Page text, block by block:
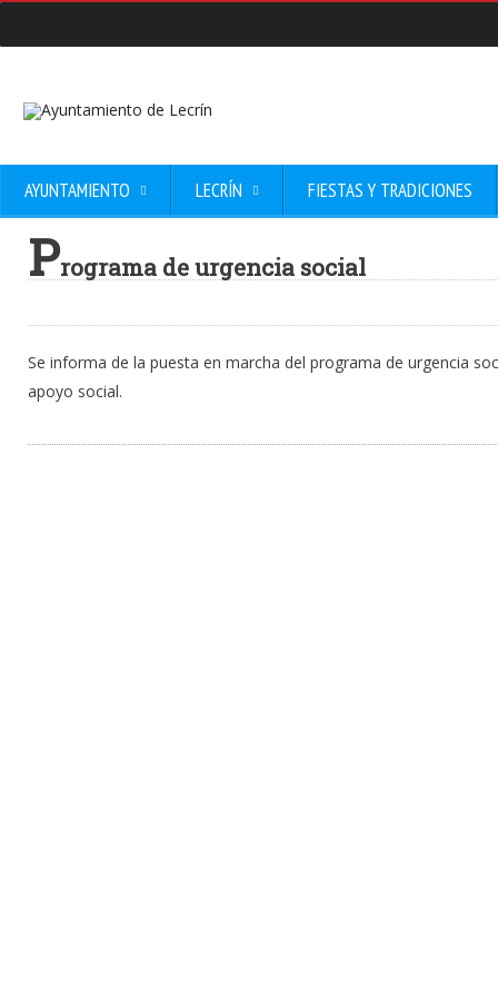
AYUNTAMIENTO LECRÍN FIESTAS Y TRADICIONES
Programa de urgencia social
Se informa de la puesta en marcha del programa de urgencia
apoyo social.